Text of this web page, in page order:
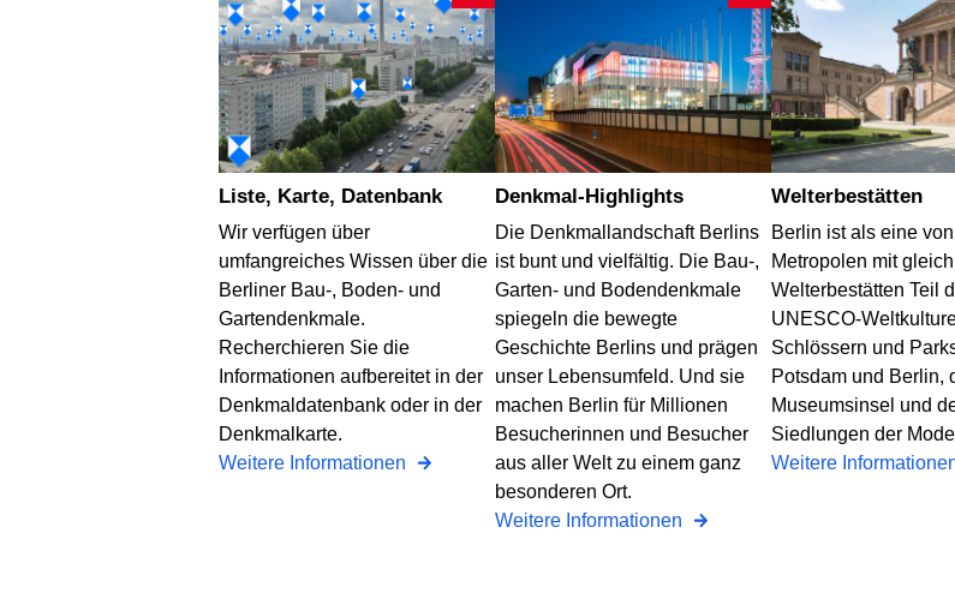
Liste, Karte, Datenbank
Wir verfügen über
umfangreiches Wissen über die
Berliner Bau-, Boden- und
Gartendenkmale.
Recherchieren Sie die
Informationen aufbereitet in der
Denkmaldatenbank oder in der
Denkmalkarte.
Weitere Informationen
Denkmal-Highlights
Die Denkmallandschaft Berlins
ist bunt und vielfältig. Die Bau-,
Garten- und Bodendenkmale
spiegeln die bewegte
Geschichte Berlins und prägen
unser Lebensumfeld. Und sie
machen Berlin für Millionen
Besucherinnen und Besucher
aus aller Welt zu einem ganz
besonderen Ort.
Weitere Informationen
Welterbestätten
Berlin ist als eine
Metropolen mit
Welterbestätten Teil
UNESCO-
Schlössern und
Potsdam und Berlin,
Museumsinsel und
Siedlungen der
Weitere